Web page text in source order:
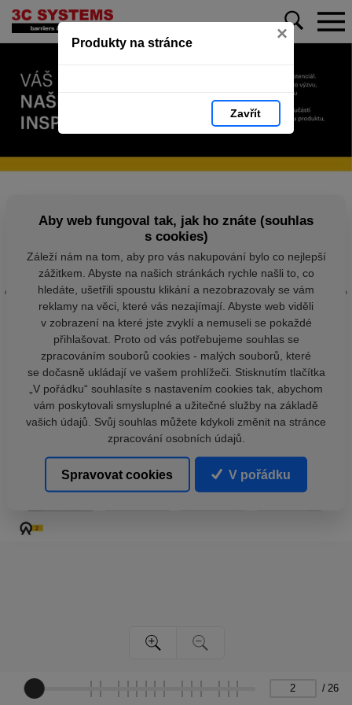
Produkty na stránce ×
Zavřít
/ 26
Aby web fungoval tak, jak ho znáte (souhlas
s cookies)
Záleží nám na tom, aby pro vás nakupování bylo co nejlepší
zážitkem. Abyste na našich stránkách rychle našli to, co
hledáte, ušetřili spoustu klikání a nezobrazovaly se vám
reklamy na věci, které vás nezajímají. Abyste web viděli
v zobrazení na které jste zvyklí a nemuseli se pokaždé
přihlašovat. Proto od vás potřebujeme souhlas se
zpracováním souborů cookies - malých souborů, které
se dočasně ukládají ve vašem prohlížeči. Stisknutím tlačítka
„V pořádku“ souhlasíte s nastavením cookies tak, abychom
vám poskytovali smysluplné a užitečné služby na základě
vašich údajů. Svůj souhlas můžete kdykoli změnit na stránce
zpracování osobních údajů.
Spravovat cookies V pořádku